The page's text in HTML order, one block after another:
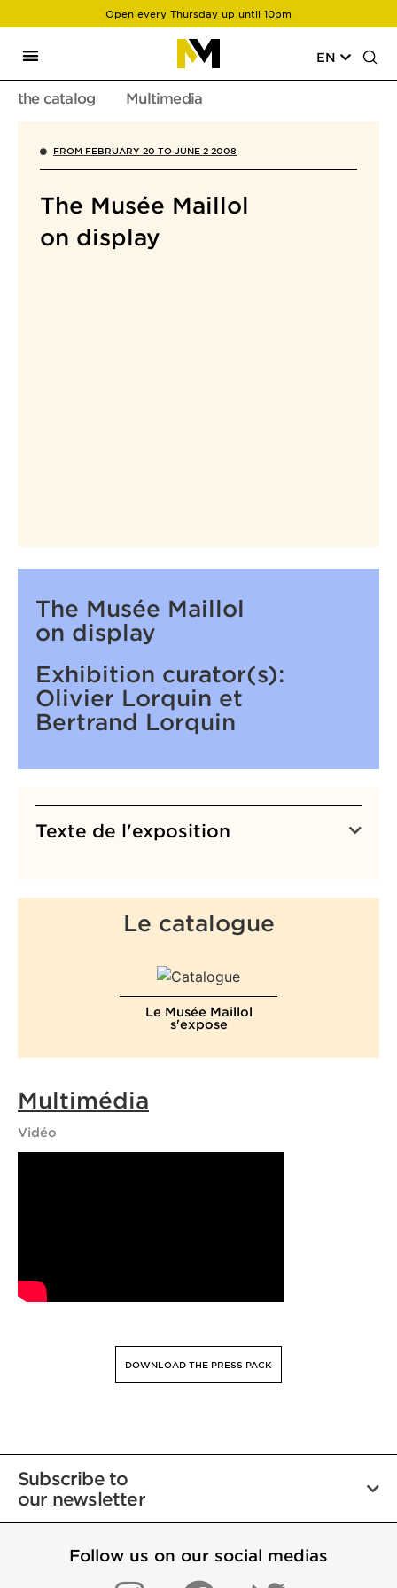
Open every Thursday up until 10pm
EN
the catalog Multimedia
FROM FEBRUARY 20 TO JUNE 2 2008
The Musée Maillol
on display
The Musée Maillol
on display
Exhibition curator(s):
Olivier Lorquin et
Bertrand Lorquin
Texte de l'exposition
Le catalogue
Le Musée Maillol
s'expose
Multimédia
Vidéo
DOWNLOAD THE PRESS PACK
Subscribe to
our newsletter
Follow us on our social medias